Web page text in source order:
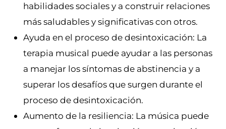
habilidades sociales y a construir relaciones
más saludables y significativas con otros.
Ayuda en el proceso de desintoxicación: La
terapia musical puede ayudar a las personas
a manejar los síntomas de abstinencia y a
superar los desafíos que surgen durante el
proceso de desintoxicación.
Aumento de la resiliencia: La música puede